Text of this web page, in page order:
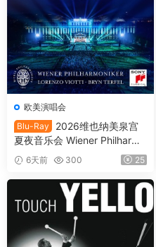
欧美演唱会
Blu-Ray
2026维也纳美泉宫
夏夜音乐会 Wiener Philharmo
niker - Summer Night Conce
rt 2026 [BDMV 21.1GB]
6天前 300 25